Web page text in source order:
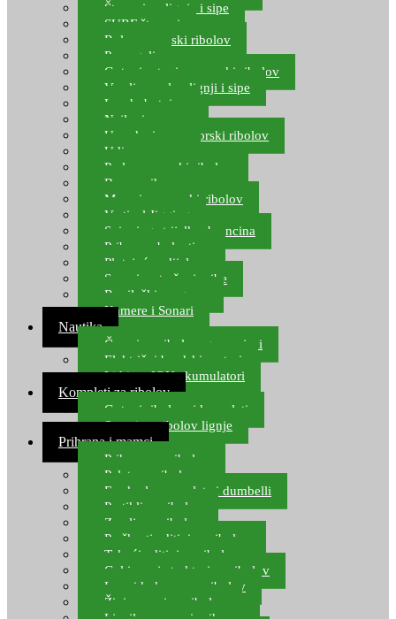
Štapovi za lignje i sipe
SURF štapovi
Role za morski ribolov
Parangali
Gotovi setovi za morski ribolov
Varalice za lov lignji i sipe
Lov hobotnice
Najloni za more
Upredenice za morski ribolov
Udice za more
Perle za morski ribolov
Brum prihrana za more
Mamci za morski ribolov
Vertical Jigging
Spinning strijelke, brancina
Pribor za bolentino
Plutajuća odijela
Sonari za traženje ribe
Ronilački program
Kamere i Sonari
Nautika
Čamci za ribolov, gumenjaci
Električni brodski motori
Lithium ION akumulatori
Kompleti za ribolov
Gotovi ribolovni kompleti
Setovi za ribolov lignje
Prihrana i mamci
Prihrana za ribolov
Pelete za ribolov
Feeder lovne pelete i dumbelli
Partikli za ribolov
Zemlja za ribolov
Praškasti aditivi za ribolov
Tekući aditivi za ribolov
Gel i sprej atraktori za ribolov
Lovni kukuruz za ribolov
Živi mamci za ribolov